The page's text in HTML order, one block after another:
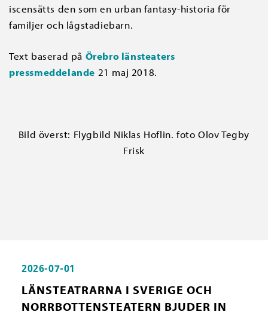
iscensätts den som en urban fantasy-historia för
familjer och lågstadiebarn.
Text baserad på Örebro länsteaters
pressmeddelande 21 maj 2018.
Bild överst: Flygbild Niklas Hoflin. foto Olov Tegby
Frisk
2026-07-01
LÄNSTEATRARNA I SVERIGE OCH
NORRBOTTENSTEATERN BJUDER IN